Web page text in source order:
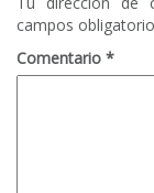
campos
Comentario *